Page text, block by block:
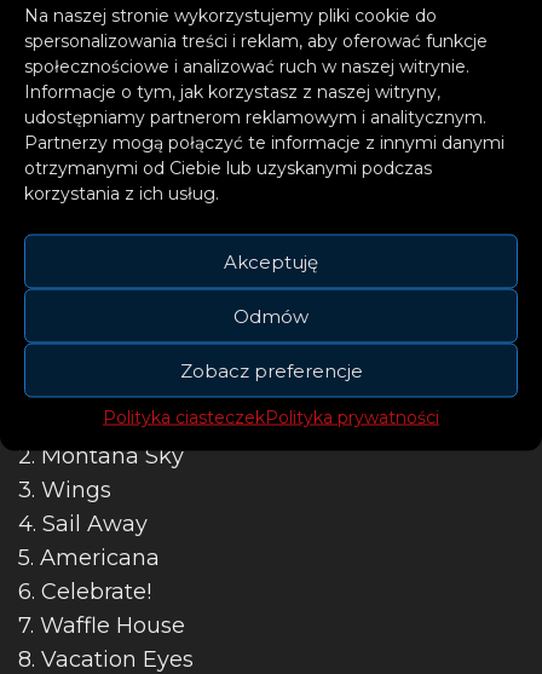
Na naszej stronie wykorzystujemy pliki cookie do
spersonalizowania treści i reklam, aby oferować funkcje
społecznościowe i analizować ruch w naszej witrynie.
Informacje o tym, jak korzystasz z naszej witryny,
udostępniamy partnerom reklamowym i analitycznym.
Partnerzy mogą połączyć te informacje z innymi danymi
otrzymanymi od Ciebie lub uzyskanymi podczas
korzystania z ich usług.
Akceptuję
Odmów
Zobacz preferencje
Polityka ciasteczekPolityka prywatności
zespołu, w pełni wykorzystując swoje zasoby.
Teraz zapraszają nas w nieprzewidywalną,
kreatywną podróż, na którą zdecydowanie
warto było czekać.
Tracklista
1. Miracle
2. Montana Sky
3. Wings
4. Sail Away
5. Americana
6. Celebrate!
7. Waffle House
8. Vacation Eyes